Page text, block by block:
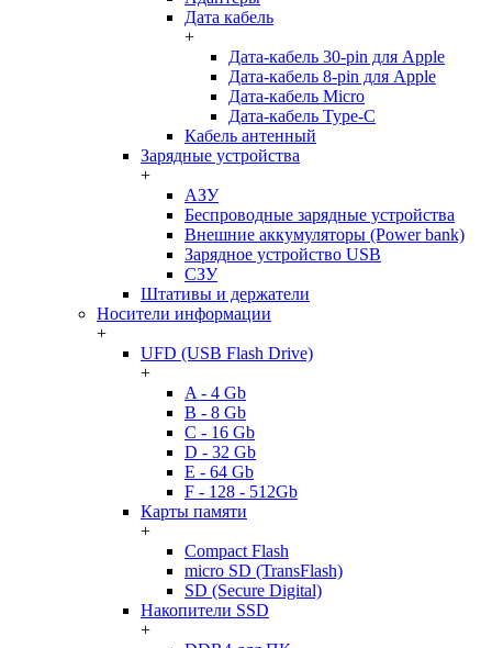
Дата кабель
+
Дата-кабель 30-pin для Apple
Дата-кабель 8-pin для Apple
Дата-кабель Micro
Дата-кабель Type-C
Кабель антенный
Зарядные устройства
+
АЗУ
Беспроводные зарядные устройства
Внешние аккумуляторы (Power bank)
Зарядное устройство USB
СЗУ
Штативы и держатели
Носители информации
+
UFD (USB Flash Drive)
+
A - 4 Gb
B - 8 Gb
C - 16 Gb
D - 32 Gb
E - 64 Gb
F - 128 - 512Gb
Карты памяти
+
Compact Flash
micro SD (TransFlash)
SD (Secure Digital)
Накопители SSD
+